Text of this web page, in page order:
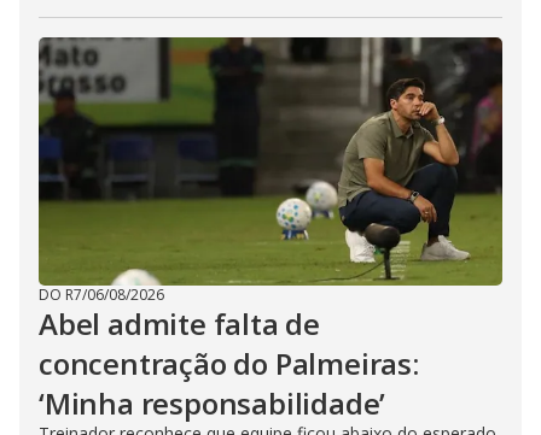
DO R7/06/08/2026
Abel admite falta de
concentração do Palmeiras:
‘Minha responsabilidade’